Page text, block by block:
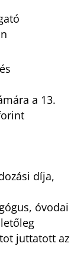
a 13.
díja,
óvodai
juttatott az